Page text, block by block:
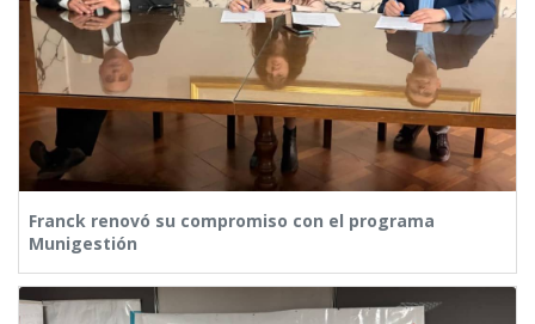
Franck renovó su compromiso con el programa
Munigestión